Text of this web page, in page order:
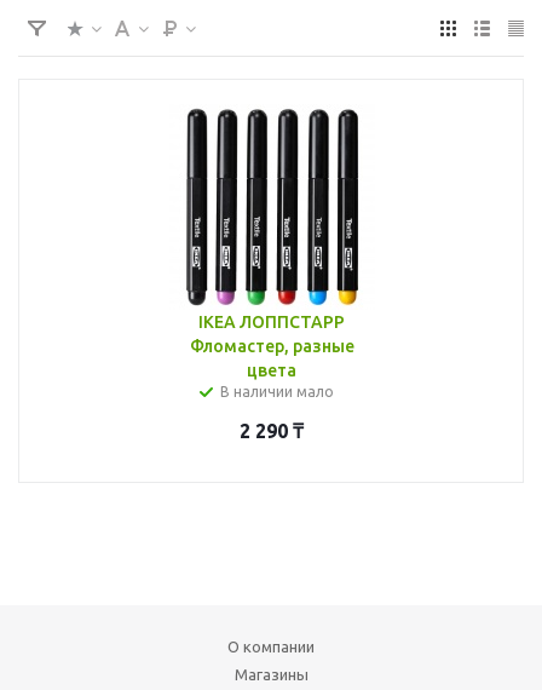
IKEA ЛОППСТАРР
Фломастер, разные
цвета
В наличии мало
2 290 ₸
О компании
Магазины